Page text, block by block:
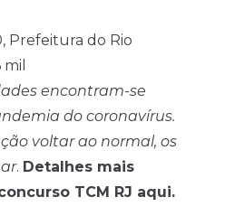
Prefeitura do Rio
encontram-se
do coronavírus.
voltar ao normal, os
. Detalhes mais
TCM RJ aqui.